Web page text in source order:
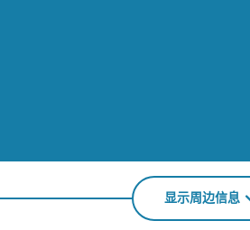
显示周边信息